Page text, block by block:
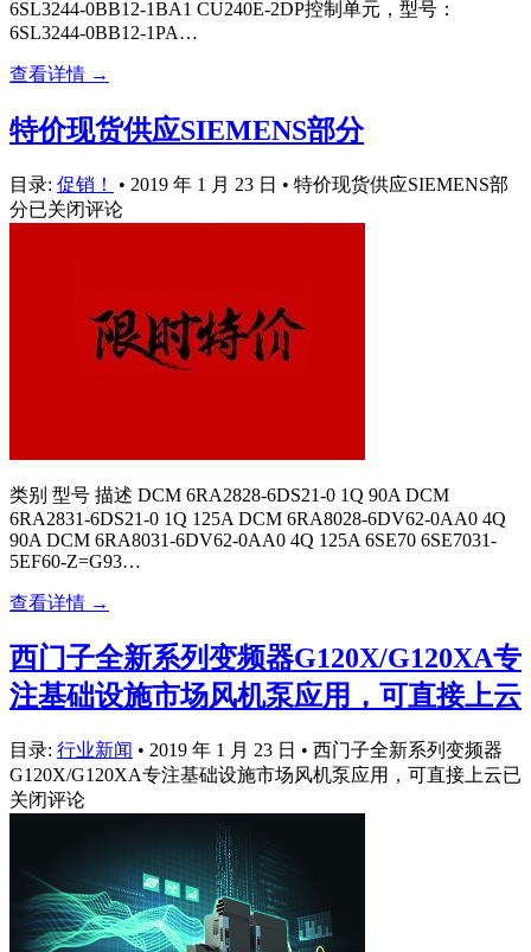
6SL3244-0BB12-1BA1 CU240E-2DP控制单元，型号：
6SL3244-0BB12-1PA…
查看详情 →
特价现货供应SIEMENS部分
目录: 促销！ • 2019 年 1 月 23 日 • 特价现货供应SIEMENS部
分已关闭评论
类别 型号 描述 DCM 6RA2828-6DS21-0 1Q 90A DCM
6RA2831-6DS21-0 1Q 125A DCM 6RA8028-6DV62-0AA0 4Q
90A DCM 6RA8031-6DV62-0AA0 4Q 125A 6SE70 6SE7031-
5EF60-Z=G93…
查看详情 →
西门子全新系列变频器G120X/G120XA专
注基础设施市场风机泵应用，可直接上云
目录: 行业新闻 • 2019 年 1 月 23 日 • 西门子全新系列变频器
G120X/G120XA专注基础设施市场风机泵应用，可直接上云已
关闭评论